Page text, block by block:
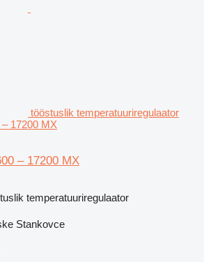
tööstuslik temperatuuriregulaator
17200 MX
– 17200 MX
temperatuuriregulaator
Stankovce